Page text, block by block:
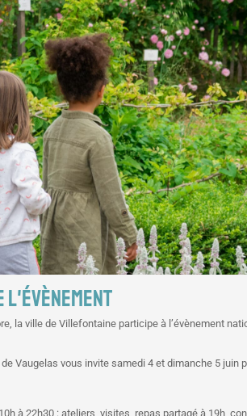
L'ÉVÈNEMENT
la ville de Villefontaine participe à l’évènement
Vaugelas vous invite samedi 4 et dimanche 5
à 22h30 : ateliers, visites, repas partagé à 19h,